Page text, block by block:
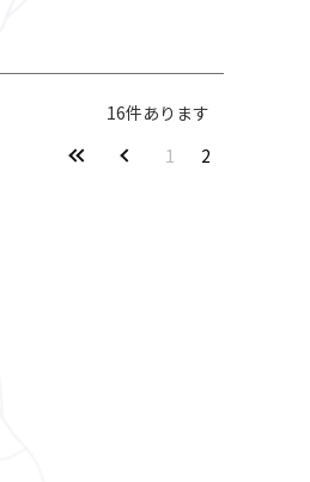
16件あります
1
2